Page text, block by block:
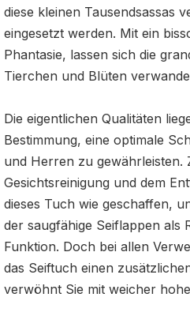
diese kleinen Tausendsassas
eingesetzt werden. Mit ein
Phantasie, lassen sich die
Tierchen und Blüten
Die eigentlichen Qualitäten
Bestimmung, eine optimale
und Herren zu gewährleisten.
Gesichtsreinigung und dem
dieses Tuch wie geschaffen,
der saugfähige Seiflappen als
Funktion. Doch bei allen
das Seiftuch einen
verwöhnt Sie mit weicher